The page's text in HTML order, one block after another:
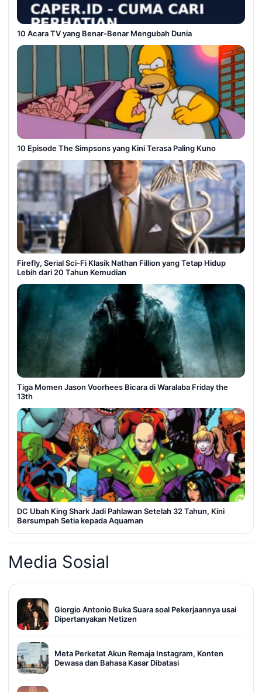
10 Acara TV yang Benar-Benar Mengubah Dunia
10 Episode The Simpsons yang Kini Terasa Paling Kuno
Firefly, Serial Sci-Fi Klasik Nathan Fillion yang Tetap Hidup
Lebih dari 20 Tahun Kemudian
Tiga Momen Jason Voorhees Bicara di Waralaba Friday the
13th
DC Ubah King Shark Jadi Pahlawan Setelah 32 Tahun, Kini
Bersumpah Setia kepada Aquaman
Media Sosial
Giorgio Antonio Buka Suara soal Pekerjaannya usai
Dipertanyakan Netizen
Meta Perketat Akun Remaja Instagram, Konten
Dewasa dan Bahasa Kasar Dibatasi